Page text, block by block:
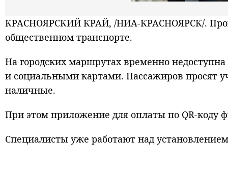
КРАСНОЯРСКИЙ КРАЙ, /НИА-КРАСНОЯРСК/.
общественном транспорте.
На городских маршрутах временно
и социальными картами. Пассажиров просят
наличные.
При этом приложение для оплаты по QR-
Специалисты уже работают над